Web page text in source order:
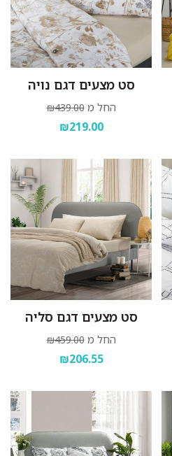
סט מצעים דגם נויה
החל מ ₪439.00
₪219.00
סט מצעים דגם סליה
החל מ ₪459.00
₪206.55